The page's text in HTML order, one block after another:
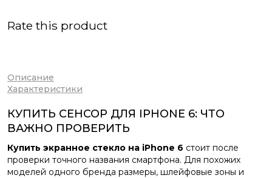
Rate this product
Описание
Характеристики
КУПИТЬ СЕНСОР ДЛЯ IPHONE 6: ЧТО
ВАЖНО ПРОВЕРИТЬ
Купить экранное стекло на iPhone 6 стоит после
проверки точного названия смартфона. Для похожих
моделей одного бренда размеры, шлейфовые зоны и